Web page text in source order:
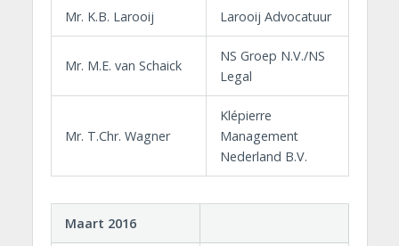
Mr. K.B. Larooij Larooij Advocatuur
Mr. M.E. van Schaick
NS Groep N.V./NS
Legal
Mr. T.Chr. Wagner
Klépierre
Management
Nederland B.V.
Maart 2016